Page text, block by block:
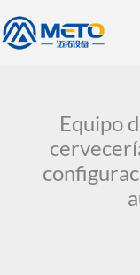
al
Equipo